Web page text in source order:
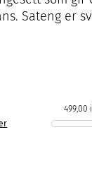
Sateng er
499,00